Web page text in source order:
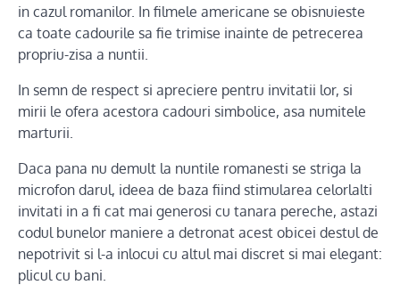
in cazul romanilor. In filmele americane se obisnuieste
ca toate cadourile sa fie trimise inainte de petrecerea
propriu-zisa a nuntii.
In semn de respect si apreciere pentru invitatii lor, si
mirii le ofera acestora cadouri simbolice, asa numitele
marturii.
Daca pana nu demult la nuntile romanesti se striga la
microfon darul, ideea de baza fiind stimularea celorlalti
invitati in a fi cat mai generosi cu tanara pereche, astazi
codul bunelor maniere a detronat acest obicei destul de
nepotrivit si l-a inlocui cu altul mai discret si mai elegant:
plicul cu bani.